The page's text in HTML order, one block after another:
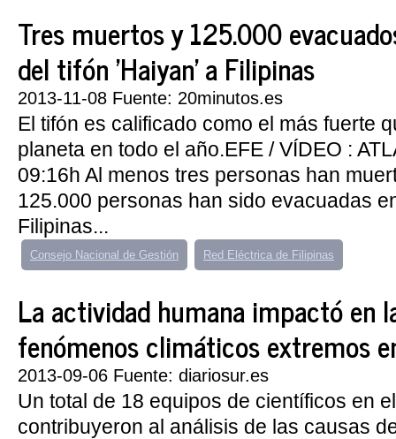
Tres muertos y 125.000
del tifón 'Haiyan' a Filipinas
2013-11-08 Fuente: 20minutos.es
El tifón es calificado como el más fuerte
planeta en todo el año.EFE / VÍDEO :
09:16h Al menos tres personas han
125.000 personas han sido evacuadas
Filipinas...
Consejo Nacional de Gestión Red Eléctrica de Filipinas
La actividad humana impactó en
fenómenos climáticos extremos
2013-09-06 Fuente: diariosur.es
Un total de 18 equipos de científicos en
contribuyeron al análisis de las causas